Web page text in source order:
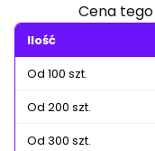
Cena tego
Ilość
Od 100 szt.
Od 200 szt.
Od 300 szt.